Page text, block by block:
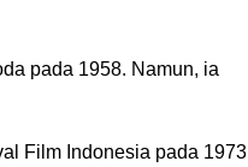
pada 1958. Namun, ia
Film Indonesia pada 1973